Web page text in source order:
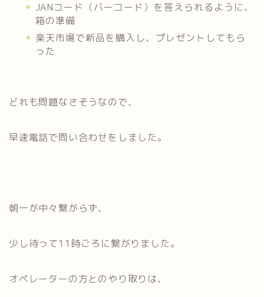
JANコード（バーコード）を答えられるように、
箱の準備
楽天市場で新品を購入し、プレゼントしてもら
った
どれも問題なさそうなので、
早速電話で問い合わせをしました。
朝一が中々繋がらず、
少し待って11時ごろに繋がりました。
オペレーターの方とのやり取りは、